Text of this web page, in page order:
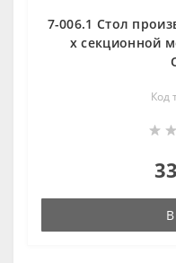
7-006.1 Стол
х секционной
Код